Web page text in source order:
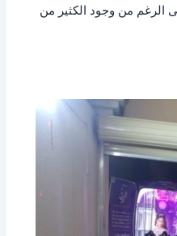
الرغم من وجود الكثير من